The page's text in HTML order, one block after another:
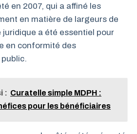
en 2007, qui a affiné les
en matière de largeurs de
juridique a été essentiel pour
en conformité des
: Curatelle simple MDPH :
pour les bénéficiaires